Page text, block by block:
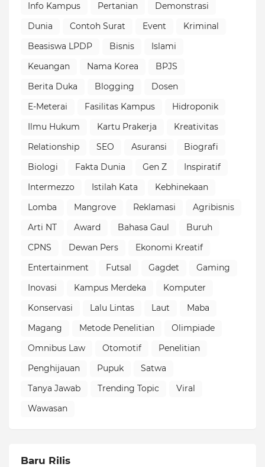
Info Kampus
Pertanian
Demonstrasi
Dunia
Contoh Surat Event
Kriminal
Beasiswa LPDP
Bisnis
Islami
Keuangan
Nama Korea
BPJS
Berita Duka
Blogging
Dosen
E-Meterai
Fasilitas Kampus
Hidroponik
Ilmu Hukum
Kartu Prakerja
Kreativitas
Relationship
SEO Asuransi
Biografi
Biologi
Fakta Dunia Gen Z
Inspiratif
Intermezzo
Istilah Kata
Kebhinekaan
Lomba
Mangrove Reklamasi
Agribisnis
Arti NT
Award Bahasa Gaul
Buruh
CPNS
Dewan Pers
Ekonomi Kreatif
Entertainment
Futsal Gagdet
Gaming
Inovasi
Kampus Merdeka
Komputer
Konservasi
Lalu Lintas Laut
Maba
Magang
Metode Penelitian
Olimpiade
Omnibus Law
Otomotif
Penelitian
Penghijauan
Pupuk
Satwa
Tanya Jawab
Trending Topic
Viral
Wawasan
Baru Rilis